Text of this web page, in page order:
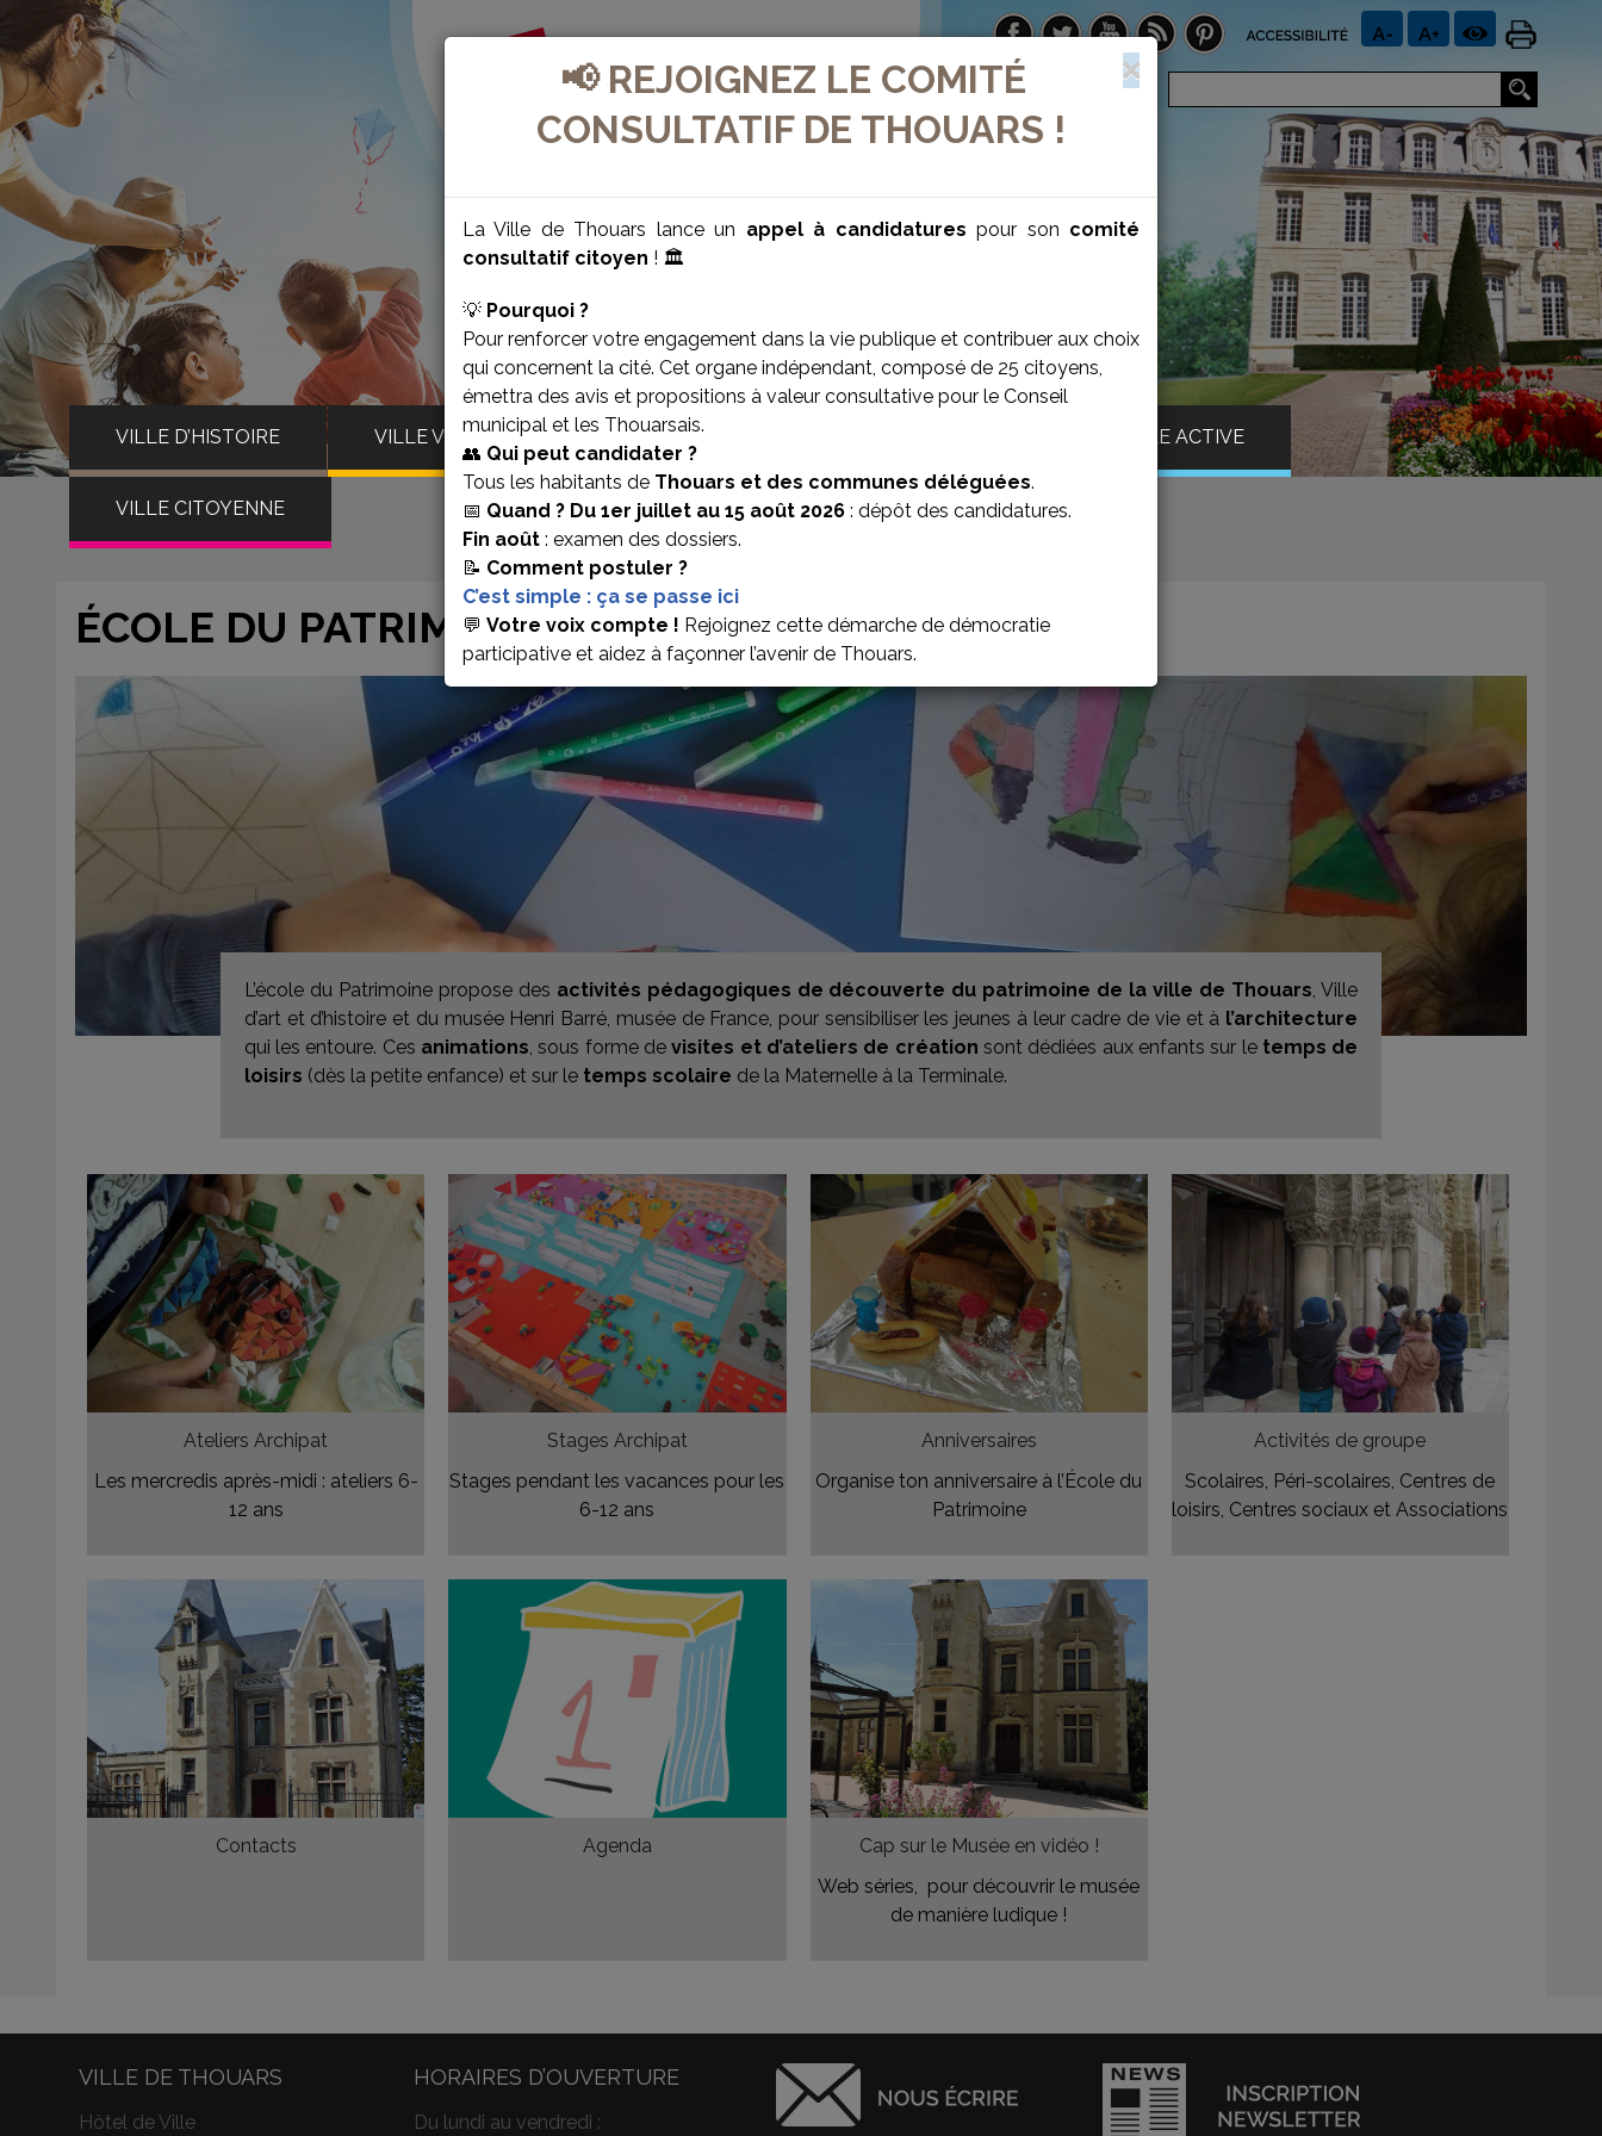
📢 REJOIGNEZ LE COMITÉ
CONSULTATIF DE THOUARS !
La Ville de Thouars lance un appel à candidatures pour son comité
consultatif citoyen ! 🏛️
💡 Pourquoi ?
Pour renforcer votre engagement dans la vie publique et contribuer aux choix
qui concernent la cité. Cet organe indépendant, composé de 25 citoyens,
émettra des avis et propositions à valeur consultative pour le Conseil
municipal et les Thouarsais.
👥 Qui peut candidater ?
Tous les habitants de Thouars et des communes déléguées.
📅 Quand ? Du 1er juillet au 15 août 2026 : dépôt des candidatures.
Fin août : examen des dossiers.
📝 Comment postuler ?
C’est simple : ça se passe ici
💬 Votre voix compte ! Rejoignez cette démarche de démocratie
participative et aidez à façonner l’avenir de Thouars.
VILLE D’HISTOIRE VILLE VIVANTE VILLE BIEN-ÊTRE VILLE ACTIVE
VILLE CITOYENNE
ÉCOLE DU PATRIMOINE – ARCHIPAT
L’école du Patrimoine propose des activités pédagogiques de découverte du patrimoine de la ville de Thouars, Ville
d’art et d’histoire et du musée Henri Barré, musée de France, pour sensibiliser les jeunes à leur cadre de vie et à l’architecture
qui les entoure. Ces animations, sous forme de visites et d’ateliers de création sont dédiées aux enfants sur le temps de
loisirs (dès la petite enfance) et sur le temps scolaire de la Maternelle à la Terminale.
Ateliers Archipat
Les mercredis après-midi : ateliers 6-
12 ans
Stages Archipat
Stages pendant les vacances pour les
6-12 ans
Anniversaires
Organise ton anniversaire à l’École du
Patrimoine
Activités de groupe
Scolaires, Péri-scolaires, Centres de
loisirs, Centres sociaux et Associations
Contacts Agenda
Cap sur le Musée en vidéo !
Web séries, pour découvrir le musée
de manière ludique !
VILLE DE THOUARS
Hôtel de Ville
HORAIRES D’OUVERTURE
Du lundi au vendredi :